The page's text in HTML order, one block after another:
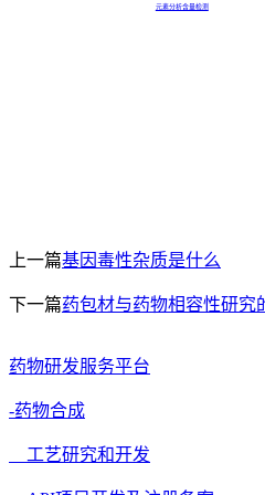
元素分析含量检测
上一篇基因毒性杂质是什么
下一篇药包材与药物相容性研究
药物研发服务平台
-药物合成
工艺研究和开发